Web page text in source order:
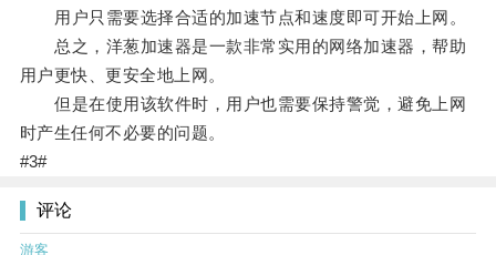
用户只需要选择合适的加速节点和速度即可开始上网。
总之，洋葱加速器是一款非常实用的网络加速器，帮助
用户更快、更安全地上网。
但是在使用该软件时，用户也需要保持警觉，避免上网
时产生任何不必要的问题。
#3#
评论
游客